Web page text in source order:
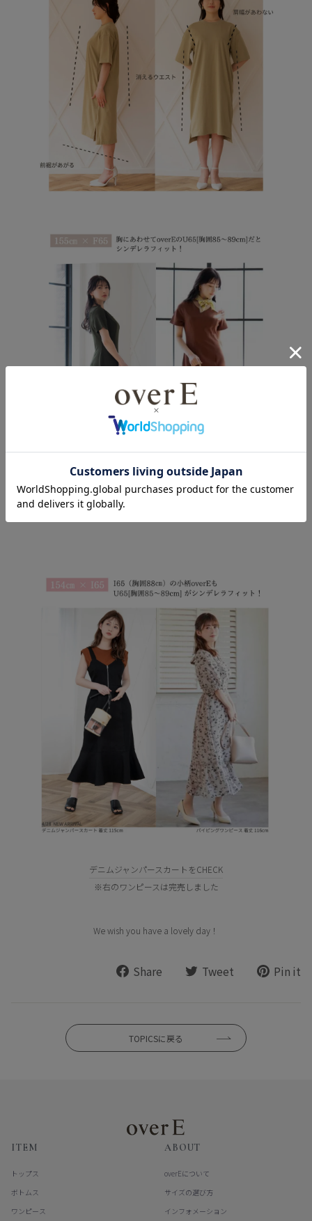
デニムジャンパースカートをCHECK
※右のワンピースは完売しました
We wish you have a lovely day！
Share
Share Tweet
Tweet Pin it
TOPICSに戻る
ITEM
トップス
ボトムス
ワンピース
ABOUT
overEについて
サイズの選び方
インフォメーション